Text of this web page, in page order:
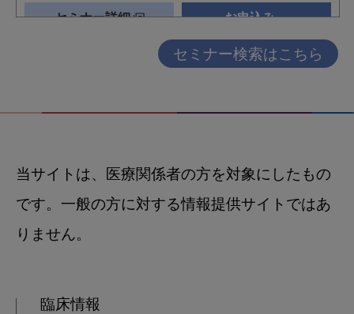
セミナー検索はこちら
当サイトは、医療関係者の方を対象にしたもの
です。一般の方に対する情報提供サイトではあ
りません。
臨床情報